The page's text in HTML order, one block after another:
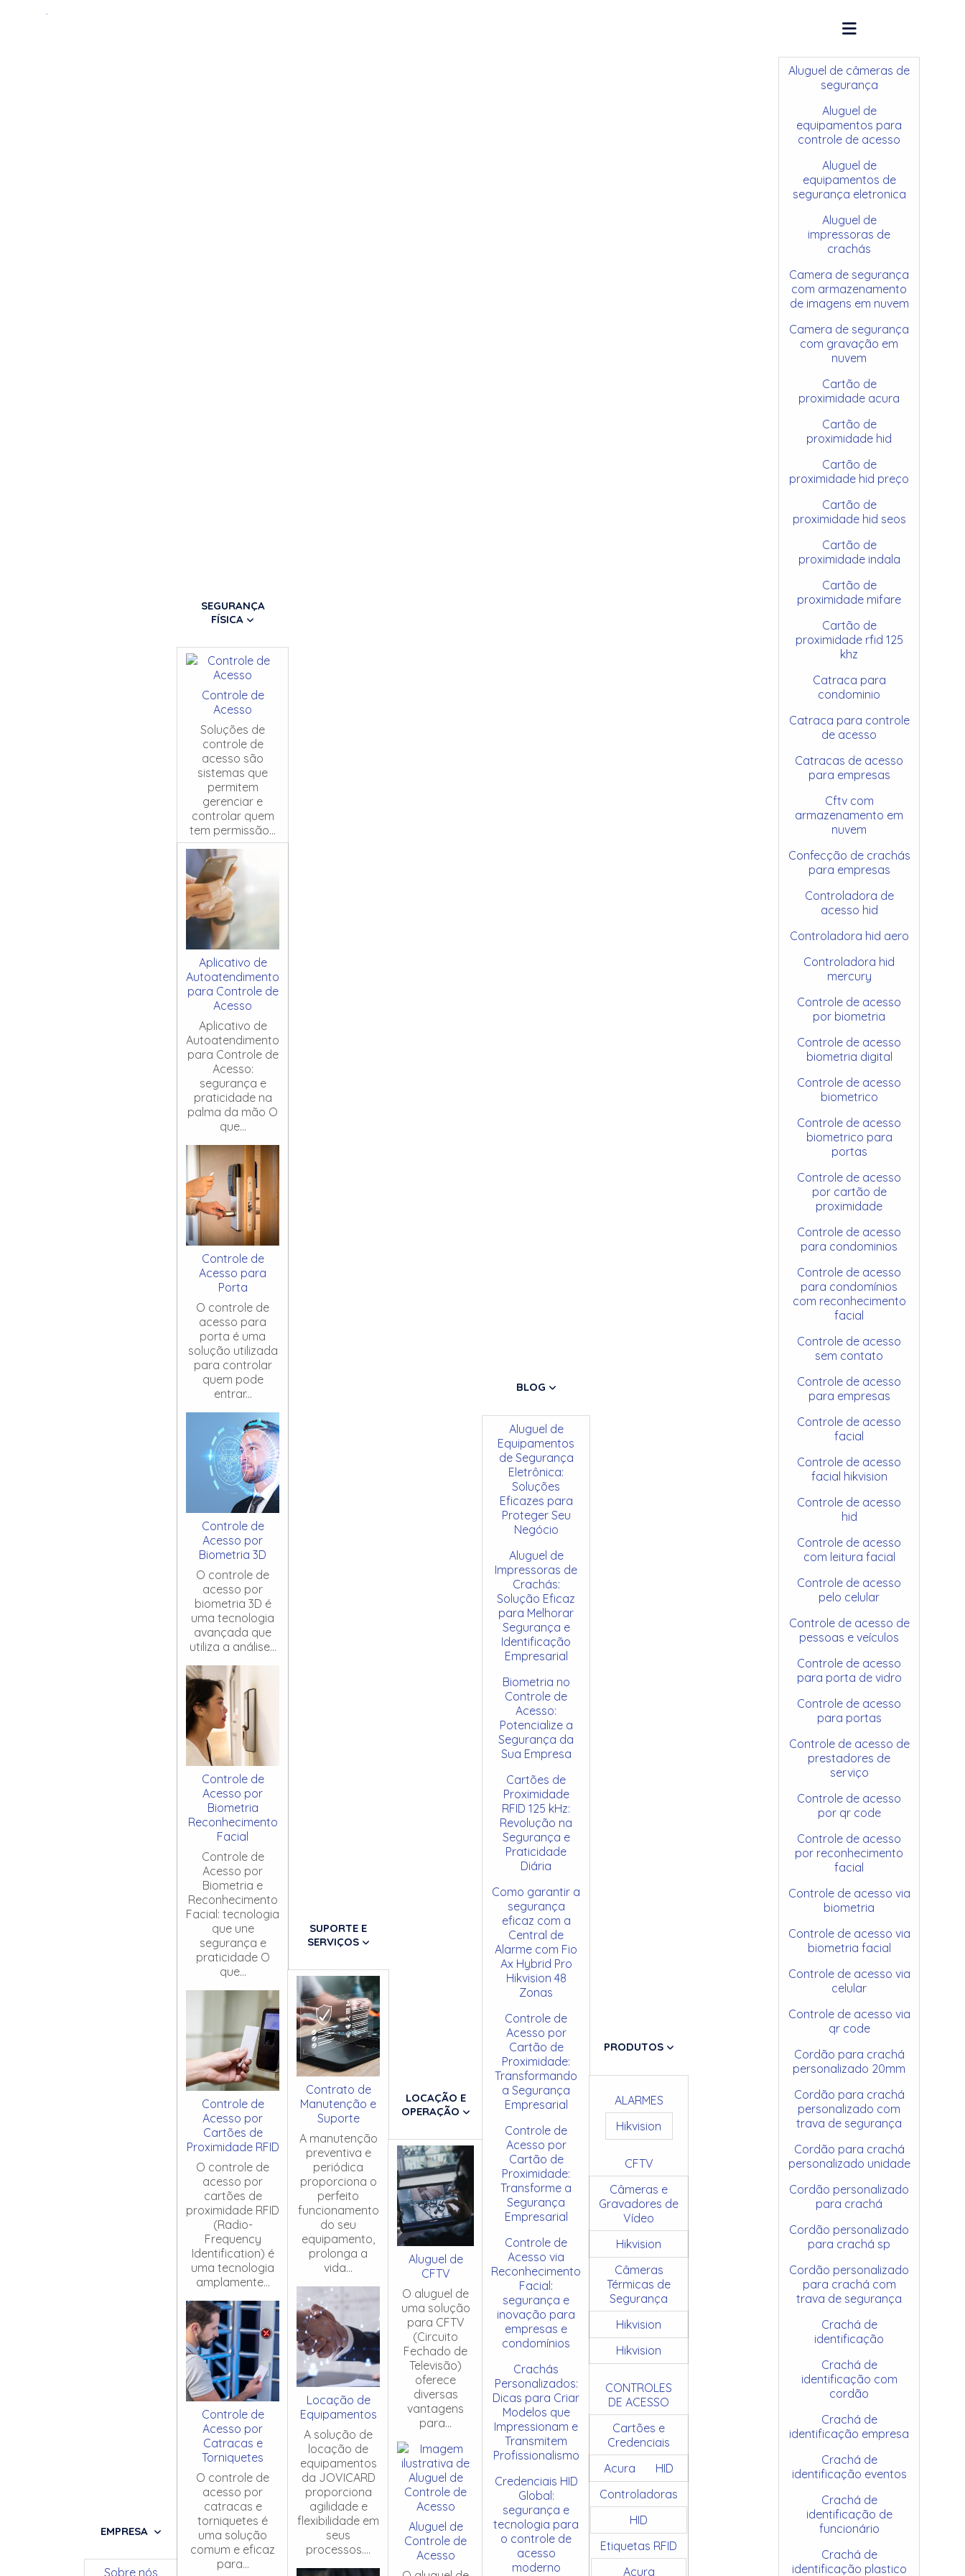
EMPRESA
Sobre nós
SEGURANÇA
FÍSICA
Controle de
Acesso
Soluções de
controle de
acesso são
sistemas que
permitem
gerenciar e
controlar quem
tem permissão...
Aplicativo de
Autoatendimento
para Controle de
Acesso
Aplicativo de
Autoatendimento
para Controle de
Acesso:
segurança e
praticidade na
palma da mão O
que...
Controle de
Acesso para
Porta
O controle de
acesso para
porta é uma
solução utilizada
para controlar
quem pode
entrar...
Controle de
Acesso por
Biometria 3D
O controle de
acesso por
biometria 3D é
uma tecnologia
avançada que
utiliza a análise...
Controle de
Acesso por
Biometria
Reconhecimento
Facial
Controle de
Acesso por
Biometria e
Reconhecimento
Facial: tecnologia
que une
segurança e
praticidade O
que...
Controle de
Acesso por
Cartões de
Proximidade RFID
O controle de
acesso por
cartões de
proximidade RFID
(Radio-
Frequency
Identification) é
uma tecnologia
amplamente...
Controle de
Acesso por
Catracas e
Torniquetes
O controle de
acesso por
catracas e
torniquetes é
uma solução
comum e eficaz
para...
SUPORTE E
SERVIÇOS
Contrato de
Manutenção e
Suporte
A manutenção
preventiva e
periódica
proporciona o
perfeito
funcionamento
do seu
equipamento,
prolonga a
vida...
Locação de
Equipamentos
A solução de
locação de
equipamentos
da JOVICARD
proporciona
agilidade e
flexibilidade em
seus
processos....
LOCAÇÃO E
OPERAÇÃO
Aluguel de
CFTV
O aluguel de
uma solução
para CFTV
(Circuito
Fechado de
Televisão)
oferece
diversas
vantagens
para...
Aluguel de
Controle de
Acesso
BLOG
Aluguel de
Equipamentos
de Segurança
Eletrônica:
Soluções
Eficazes para
Proteger Seu
Negócio
Aluguel de
Impressoras de
Crachás:
Solução Eficaz
para Melhorar
Segurança e
Identificação
Empresarial
Biometria no
Controle de
Acesso:
Potencialize a
Segurança da
Sua Empresa
Cartões de
Proximidade
RFID 125 kHz:
Revolução na
Segurança e
Praticidade
Diária
Como garantir a
segurança
eficaz com a
Central de
Alarme com Fio
Ax Hybrid Pro
Hikvision 48
Zonas
Controle de
Acesso por
Cartão de
Proximidade:
Transformando
a Segurança
Empresarial
Controle de
Acesso por
Cartão de
Proximidade:
Transforme a
Segurança
Empresarial
Controle de
Acesso via
Reconhecimento
Facial:
segurança e
inovação para
empresas e
condomínios
Crachás
Personalizados:
Dicas para Criar
Modelos que
Impressionam e
Transmitem
Profissionalismo
Credenciais HID
Global:
segurança e
tecnologia para
o controle de
acesso
moderno
PRODUTOS
ALARMES
Hikvision
CFTV
Câmeras e
Gravadores de
Vídeo
Hikvision
Câmeras
Térmicas de
Segurança
Hikvision
Hikvision
CONTROLES
DE ACESSO
Cartões e
Credenciais
Acura
HID
Controladoras
HID
Etiquetas RFID
Acura
Aluguel de câmeras de
segurança
Aluguel de
equipamentos para
controle de acesso
Aluguel de
equipamentos de
segurança eletronica
Aluguel de
impressoras de
crachás
Camera de segurança
com armazenamento
de imagens em nuvem
Camera de segurança
com gravação em
nuvem
Cartão de
proximidade acura
Cartão de
proximidade hid
Cartão de
proximidade hid preço
Cartão de
proximidade hid seos
Cartão de
proximidade indala
Cartão de
proximidade mifare
Cartão de
proximidade rfid 125
khz
Catraca para
condominio
Catraca para controle
de acesso
Catracas de acesso
para empresas
Cftv com
armazenamento em
nuvem
Confecção de crachás
para empresas
Controladora de
acesso hid
Controladora hid aero
Controladora hid
mercury
Controle de acesso
por biometria
Controle de acesso
biometria digital
Controle de acesso
biometrico
Controle de acesso
biometrico para
portas
Controle de acesso
por cartão de
proximidade
Controle de acesso
para condominios
Controle de acesso
para condomínios
com reconhecimento
facial
Controle de acesso
sem contato
Controle de acesso
para empresas
Controle de acesso
facial
Controle de acesso
facial hikvision
Controle de acesso
hid
Controle de acesso
com leitura facial
Controle de acesso
pelo celular
Controle de acesso de
pessoas e veículos
Controle de acesso
para porta de vidro
Controle de acesso
para portas
Controle de acesso de
prestadores de
serviço
Controle de acesso
por qr code
Controle de acesso
por reconhecimento
facial
Controle de acesso via
biometria
Controle de acesso via
biometria facial
Controle de acesso via
celular
Controle de acesso via
qr code
Cordão para crachá
personalizado 20mm
Cordão para crachá
personalizado com
trava de segurança
Cordão para crachá
personalizado unidade
Cordão personalizado
para crachá
Cordão personalizado
para crachá sp
Cordão personalizado
para crachá com
trava de segurança
Crachá de
identificação
Crachá de
identificação com
cordão
Crachá de
identificação empresa
Crachá de
identificação eventos
Crachá de
identificação de
funcionário
Crachá de
identificação plastico